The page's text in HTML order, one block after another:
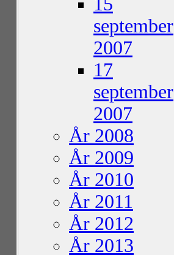
september
2007
17
september
2007
År 2008
År 2009
År 2010
År 2011
År 2012
År 2013